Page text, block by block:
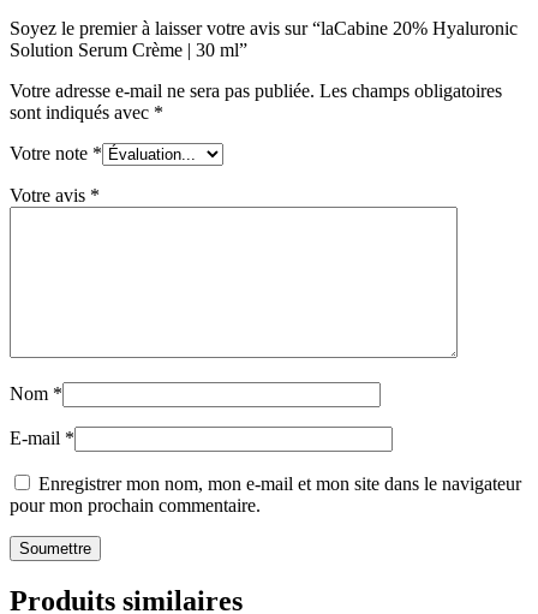
Soyez le premier à laisser votre avis sur “laCabine 20% Hyaluronic
Solution Serum Crème | 30 ml”
Votre adresse e-mail ne sera pas publiée. Les champs obligatoires
sont indiqués avec *
Votre note *
Votre avis *
Nom *
E-mail *
Enregistrer mon nom, mon e-mail et mon site dans le navigateur
pour mon prochain commentaire.
Produits similaires